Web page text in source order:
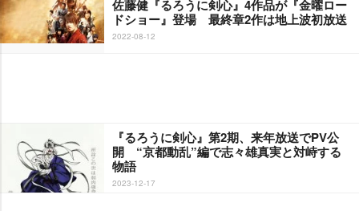
佐藤健『るろうに剣心』4作品が『金曜ロー
ドショー』登場 最終章2作は地上波初放送
2022-08-12
『るろうに剣心』第2期、来年放送でPV公
開 “京都動乱”編で志々雄真実と対峙する
物語
2023-12-17